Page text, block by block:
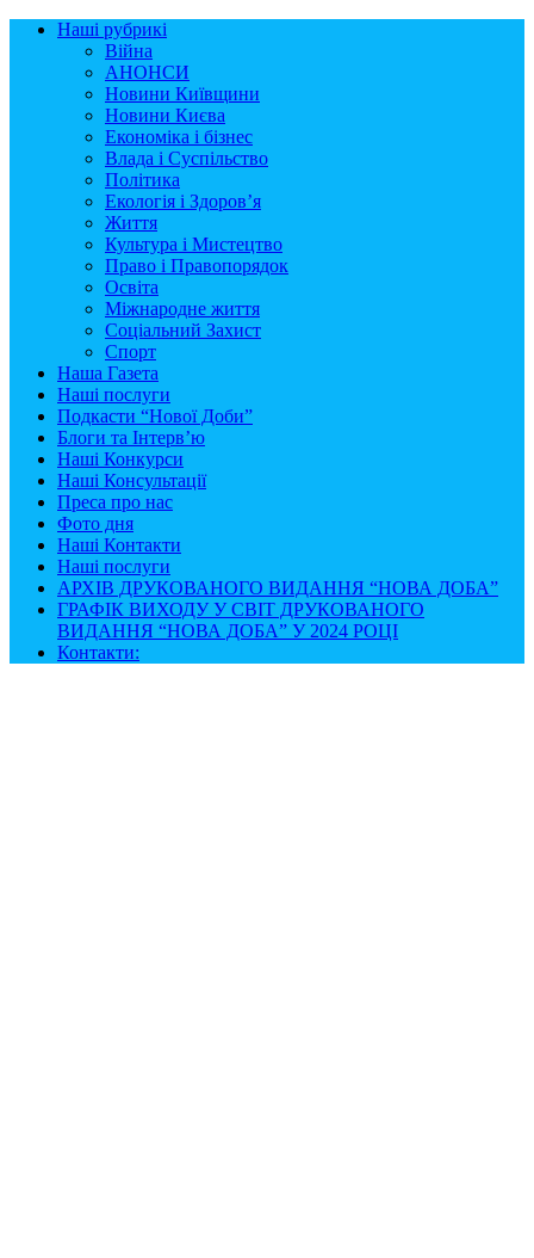
Наші рубрикі
Війна
АНОНСИ
Новини Київщини
Новини Києва
Економіка і бізнес
Влада і Суспільство
Політика
Екологія і Здоров’я
Життя
Культура і Мистецтво
Право і Правопорядок
Освіта
Міжнародне життя
Соціальний Захист
Спорт
Наша Газета
Наші послуги
Подкасти “Нової Доби”
Блоги та Інтерв’ю
Наші Конкурси
Наші Консультації
Преса про нас
Фото дня
Наші Контакти
Наші послуги
АРХІВ ДРУКОВАНОГО ВИДАННЯ “НОВА ДОБА”
ГРАФІК ВИХОДУ У СВІТ ДРУКОВАНОГО
ВИДАННЯ “НОВА ДОБА” У 2024 РОЦІ
Контакти: